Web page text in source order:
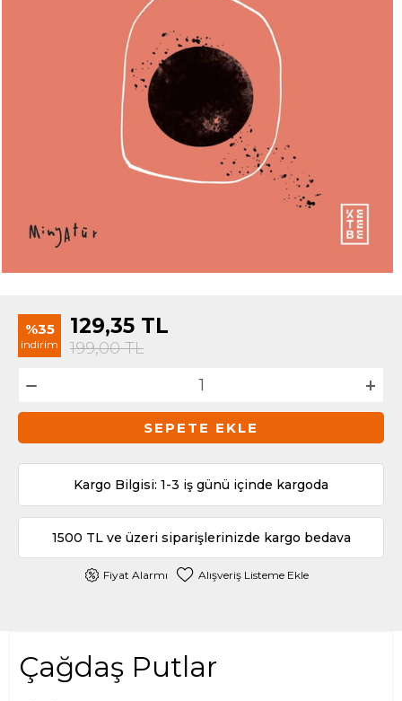
%35
indirim
129,35 TL
199,00TL
SEPETE EKLE
Kargo Bilgisi: 1-3 iş günü içinde kargoda
1500 TL ve üzeri siparişlerinizde kargo bedava
Fiyat Alarmı Alışveriş Listeme Ekle
Çağdaş Putlar